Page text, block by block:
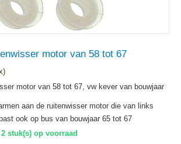
motor van 58 tot 67
motor van 58 tot 67, vw kever van bouwjaar
aan de ruitenwisser motor die van links
ook op bus van bouwjaar 65 tot 67
2 stuk(s) op voorraad